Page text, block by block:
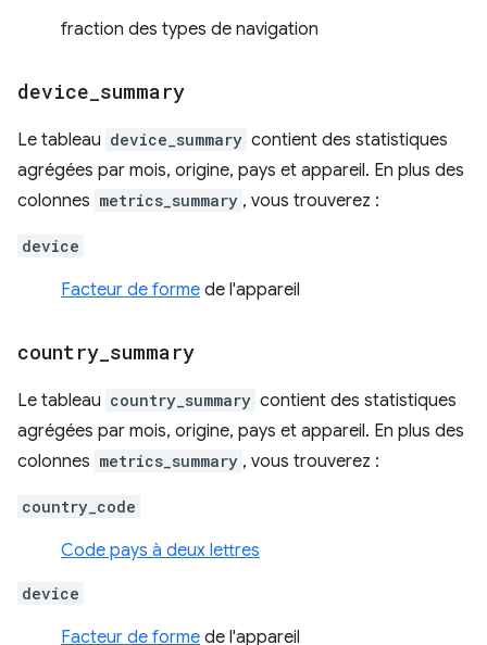
fraction des types de navigation
device summary
Le tableau device_summary contient des statistiques
agrégées par mois, origine, pays et appareil. En plus des
colonnes metrics_summary , vous trouverez :
device
Facteur de forme de l'appareil
country summary
Le tableau country_summary contient des statistiques
agrégées par mois, origine, pays et appareil. En plus des
colonnes metrics_summary , vous trouverez :
country_code
Code pays à deux lettres
device
Facteur de forme de l'appareil